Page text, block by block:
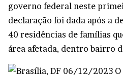
governo federal neste
declaração foi dada após a
40 residências de famílias
área afetada, dentro bairro